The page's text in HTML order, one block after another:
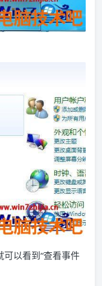
以看到“查看事件